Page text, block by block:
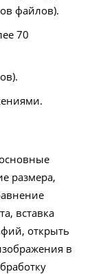
файлов).
70
размера,
вставка
открыть
в